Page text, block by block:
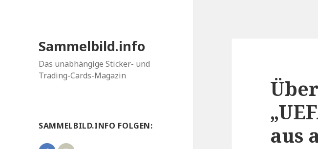
Sammelbild.info
Das unabhängige Sticker- und
Trading-Cards-Magazin
SAMMELBILD.INFO FOLGEN:
aus